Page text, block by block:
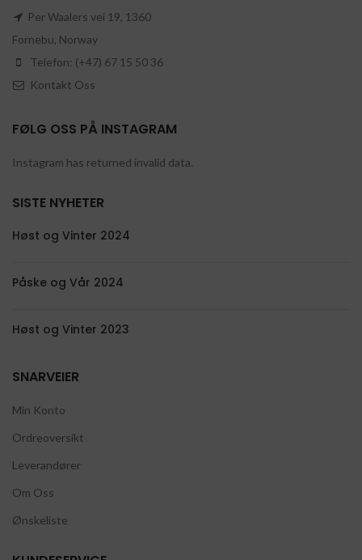
Per Waalers vei 19, 1360
Fornebu, Norway
Telefon: (+47) 67 15 50 36
Kontakt Oss
FØLG OSS PÅ INSTAGRAM
Instagram has returned invalid data.
SISTE NYHETER
Høst og Vinter 2024
Påske og Vår 2024
Høst og Vinter 2023
SNARVEIER
Min Konto
Ordreoversikt
Leverandører
Om Oss
Ønskeliste